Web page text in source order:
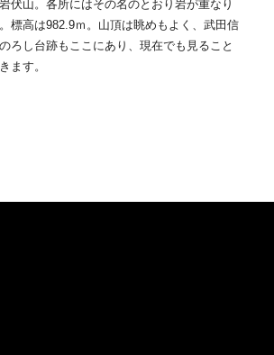
伏山。各所にはその名のとおり岩が重なり
標高は982.9ｍ。山頂は眺めもよく、武田信
ろし台跡もここにあり、現在でも見ること
ます。